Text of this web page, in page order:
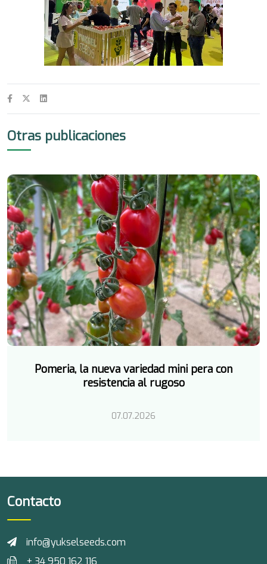
Otras publicaciones
Pomeria, la nueva variedad mini pera con
resistencia al rugoso
07.07.2026
Contacto
info@yukselseeds.com
+ 34 950 162 116